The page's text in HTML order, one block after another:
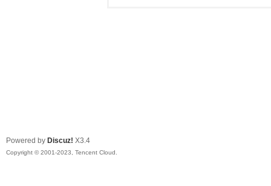
Powered by Discuz! X3.4
Copyright © 2001-2023, Tencent Cloud.